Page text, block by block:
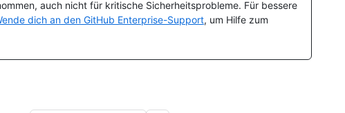
auch nicht für kritische Sicherheitsprobleme. Für bessere
dich an den GitHub Enterprise-Support, um Hilfe zum